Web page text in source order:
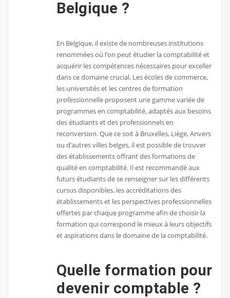
Belgique ?
En Belgique, il existe de nombreuses institutions
renommées où l’on peut étudier la comptabilité et
acquérir les compétences nécessaires pour exceller
dans ce domaine crucial. Les écoles de commerce,
les universités et les centres de formation
professionnelle proposent une gamme variée de
programmes en comptabilité, adaptés aux besoins
des étudiants et des professionnels en
reconversion. Que ce soit à Bruxelles, Liège, Anvers
ou d’autres villes belges, il est possible de trouver
des établissements offrant des formations de
qualité en comptabilité. Il est recommandé aux
futurs étudiants de se renseigner sur les différents
cursus disponibles, les accréditations des
établissements et les perspectives professionnelles
offertes par chaque programme afin de choisir la
formation qui correspond le mieux à leurs objectifs
et aspirations dans le domaine de la comptabilité.
Quelle formation pour
devenir comptable ?